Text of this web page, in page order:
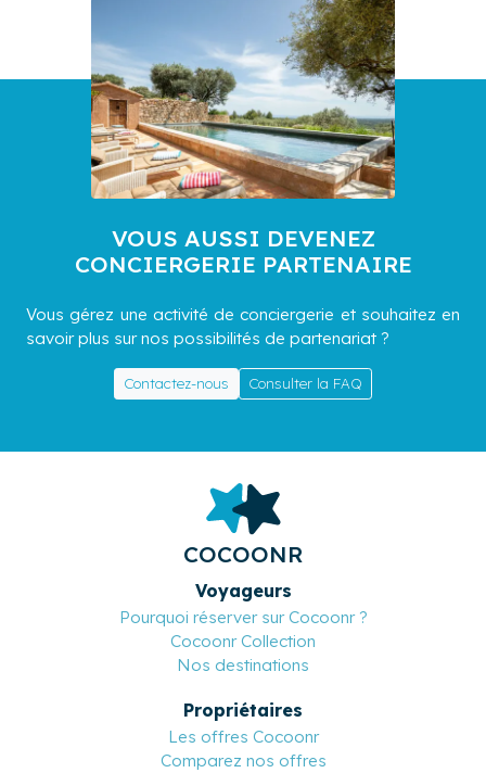
VOUS AUSSI DEVENEZ
CONCIERGERIE PARTENAIRE
Vous gérez une activité de conciergerie et souhaitez en
savoir plus sur nos possibilités de partenariat ?
Contactez-nous Consulter la FAQ
COCOONR
Voyageurs
Pourquoi réserver sur Cocoonr ?
Cocoonr Collection
Nos destinations
Propriétaires
Les offres Cocoonr
Comparez nos offres